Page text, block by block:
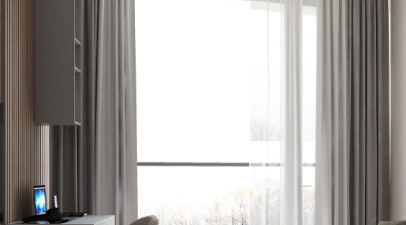
уникальное пространство
Бесплатная консультация